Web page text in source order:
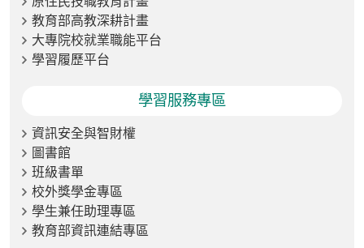
教育部高教深耕計畫
大專院校就業職能平台
學習履歷平台
學習服務專區
資訊安全與智財權
圖書館
班級書單
校外獎學金專區
學生兼任助理專區
教育部資訊連結專區